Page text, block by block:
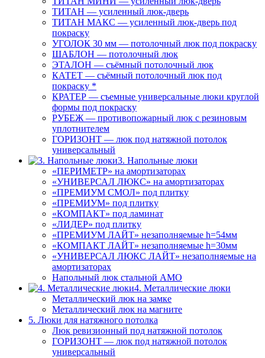
ТИТАН — усиленный люк-дверь
ТИТАН МАКС — усиленный люк-дверь под
покраску
УГОЛОК 30 мм — потолочный люк под покраску
ШАБЛОН — потолочный люк
ЭТАЛОН — съёмный потолочный люк
КАТЕТ — съёмный потолочный люк под
покраску *
КРАТЕР — съемные универсальные люки круглой
формы под покраску
РУБЕЖ — противопожарный люк с резиновым
уплотнителем
ГОРИЗОНТ — люк под натяжной потолок
универсальный
3. Напольные люки
«ПЕРИМЕТР» на амортизаторах
«УНИВЕРСАЛ ЛЮКС» на амортизаторах
«ПРЕМИУМ СМОЛ» под плитку
«ПРЕМИУМ» под плитку
«КОМПАКТ» под ламинат
«ЛИДЕР» под плитку
«ПРЕМИУМ ЛАЙТ» незаполняемые h=54мм
«КОМПАКТ ЛАЙТ» незаполняемые h=30мм
«УНИВЕРСАЛ ЛЮКС ЛАЙТ» незаполняемые на
амортизаторах
Напольный люк стальной АМО
4. Металлические люки
Металлический люк на замке
Металлический люк на магните
5. Люки для натяжного потолка
Люк ревизионный под натяжной потолок
ГОРИЗОНТ — люк под натяжной потолок
универсальный